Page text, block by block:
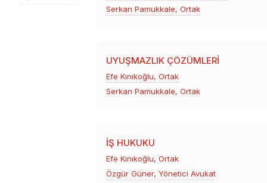
Serkan Pamukkale, Ortak
UYUŞMAZLIK ÇÖZÜMLERI
Efe Kınıkoğlu, Ortak
Serkan Pamukkale, Ortak
İŞ HUKUKU
Efe Kınıkoğlu, Ortak
Özgür Güner, Yönetici Avukat